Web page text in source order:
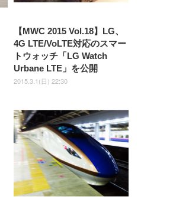
【MWC 2015 Vol.18】LG、
4G LTE/VoLTE対応のスマー
トウォッチ「LG Watch
Urbane LTE」を公開
2015.3.1(日) 22:30